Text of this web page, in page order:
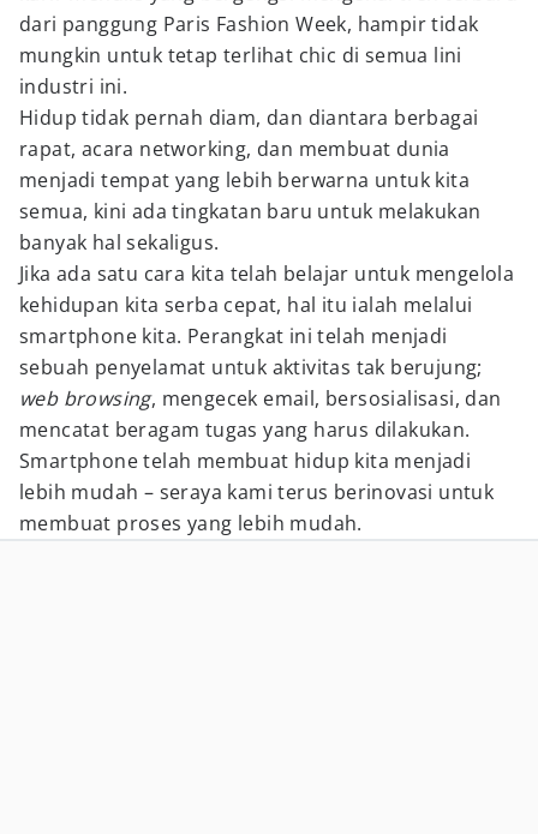
dari panggung Paris Fashion Week, hampir tidak
mungkin untuk tetap terlihat chic di semua lini
industri ini.
Hidup tidak pernah diam, dan diantara berbagai
rapat, acara networking, dan membuat dunia
menjadi tempat yang lebih berwarna untuk kita
semua, kini ada tingkatan baru untuk melakukan
banyak hal sekaligus.
Jika ada satu cara kita telah belajar untuk mengelola
kehidupan kita serba cepat, hal itu ialah melalui
smartphone kita. Perangkat ini telah menjadi
sebuah penyelamat untuk aktivitas tak berujung;
web browsing, mengecek email, bersosialisasi, dan
mencatat beragam tugas yang harus dilakukan.
Smartphone telah membuat hidup kita menjadi
lebih mudah – seraya kami terus berinovasi untuk
membuat proses yang lebih mudah.